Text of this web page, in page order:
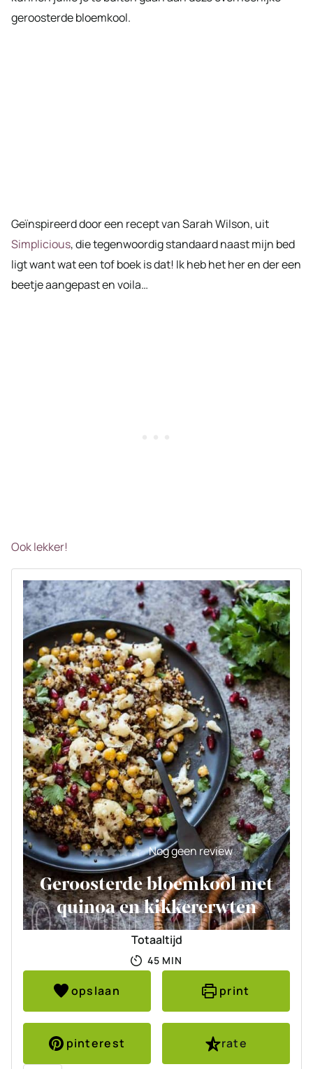
geroosterde bloemkool.
Geïnspireerd door een recept van Sarah Wilson, uit
Simplicious, die tegenwoordig standaard naast mijn bed
ligt want wat een tof boek is dat! Ik heb het her en der een
beetje aangepast en voila…
Ook lekker!
Nog geen review
Geroosterde bloemkool met
quinoa en kikkererwten
Totaaltijd
45MINUTEN
MIN
opslaan print
pinterest
rate